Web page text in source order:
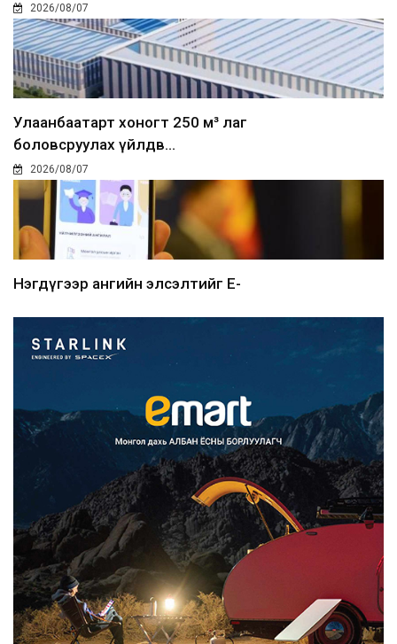
2026/08/07
Улаанбаатарт хоногт 250 м³ лаг
боловсруулах үйлдв...
2026/08/07
Нэгдүгээр ангийн элсэлтийг E-
Францад иргэд рүү зөвшөөрөлгүй
сурталчилгааны дууд...
2026/08/07
Нийтийн тээврийн Ч:19А чиглэлийн
замналд түр хугац...